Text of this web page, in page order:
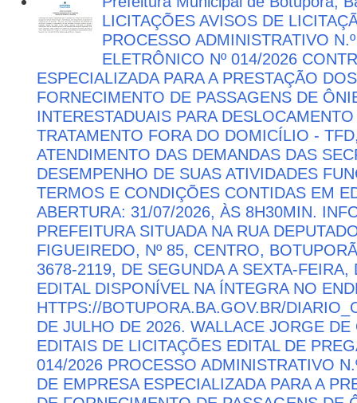
LICITAÇÕES AVISOS DE
PROCESSO ADMINISTRATIVO
ELETRÔNICO Nº 014/2026
ESPECIALIZADA PARA A PRESTAÇÃO
FORNECIMENTO DE PASSAGENS DE
INTERESTADUAIS PARA
TRATAMENTO FORA DO DOMICÍLIO -
ATENDIMENTO DAS DEMANDAS DAS
DESEMPENHO DE SUAS ATIVIDADES
TERMOS E CONDIÇÕES CONTIDAS EM
ABERTURA: 31/07/2026, ÀS 8H30MIN.
PREFEITURA SITUADA NA RUA
FIGUEIREDO, Nº 85, CENTRO,
3678-2119, DE SEGUNDA A SEXTA-
EDITAL DISPONÍVEL NA ÍNTEGRA NO
HTTPS://BOTUPORA.BA.GOV.BR/
DE JULHO DE 2026. WALLACE JORGE
EDITAIS DE LICITAÇÕES EDITAL DE
014/2026 PROCESSO ADMINISTRATIVO
DE EMPRESA ESPECIALIZADA PARA A